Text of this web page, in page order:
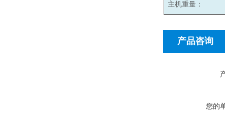
主机重量：
产品咨询
您的